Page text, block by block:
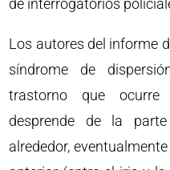
Los autores del informe
síndrome de
trastorno que
desprende de la
alrededor,